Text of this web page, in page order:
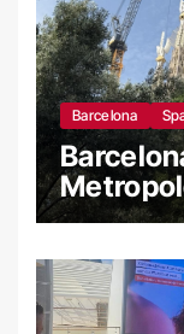
Barcelona